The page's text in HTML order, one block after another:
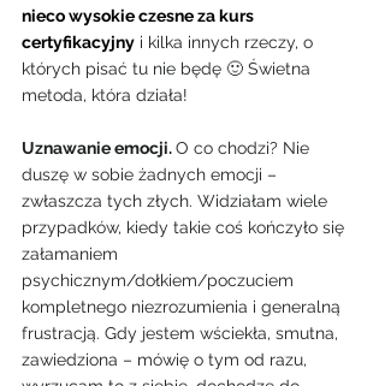
nieco wysokie czesne za kurs
certyfikacyjny i kilka innych rzeczy, o
których pisać tu nie będę 🙂 Świetna
metoda, która działa!
Uznawanie emocji. O co chodzi? Nie
duszę w sobie żadnych emocji –
zwłaszcza tych złych. Widziałam wiele
przypadków, kiedy takie coś kończyło się
załamaniem
psychicznym/dołkiem/poczuciem
kompletnego niezrozumienia i generalną
frustracją. Gdy jestem wściekła, smutna,
zawiedziona – mówię o tym od razu,